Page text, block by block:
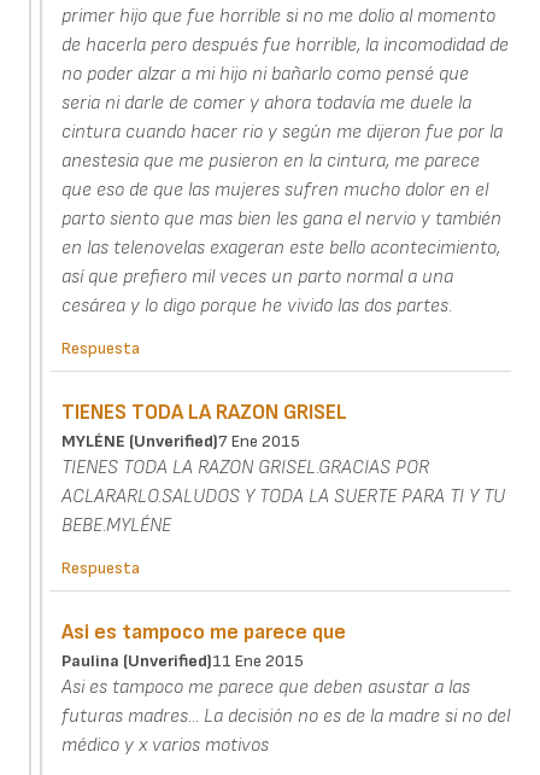
primer hijo que fue horrible si no me dolio al momento
de hacerla pero después fue horrible, la incomodidad de
no poder alzar a mi hijo ni bañarlo como pensé que
seria ni darle de comer y ahora todavía me duele la
cintura cuando hacer rio y según me dijeron fue por la
anestesia que me pusieron en la cintura, me parece
que eso de que las mujeres sufren mucho dolor en el
parto siento que mas bien les gana el nervio y también
en las telenovelas exageran este bello acontecimiento,
así que prefiero mil veces un parto normal a una
cesárea y lo digo porque he vivido las dos partes.
Respuesta
TIENES TODA LA RAZON GRISEL
MYLÉNE (unverified)7 Ene 2015
TIENES TODA LA RAZON GRISEL.GRACIAS POR
ACLARARLO.SALUDOS Y TODA LA SUERTE PARA TI Y TU
BEBE.MYLÉNE
Respuesta
Asi es tampoco me parece que
Paulina (unverified)11 Ene 2015
Asi es tampoco me parece que deben asustar a las
futuras madres... La decisión no es de la madre si no del
médico y x varios motivos